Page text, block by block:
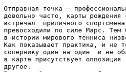
Отправная точка –
довольно часто, карты
встречал  приличного
превосходили по силе Марс. Тем
в истории мирового тенниса
Как показывает практика, и не
сопернику один на один  и не
в карте присутствует
другое.